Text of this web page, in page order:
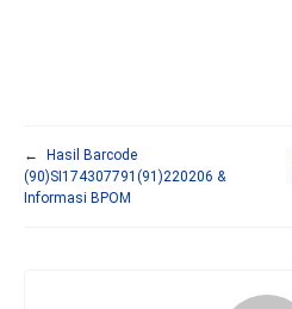
←
Hasil Barcode
(90)SI174307791(91)220206 &
Informasi BPOM